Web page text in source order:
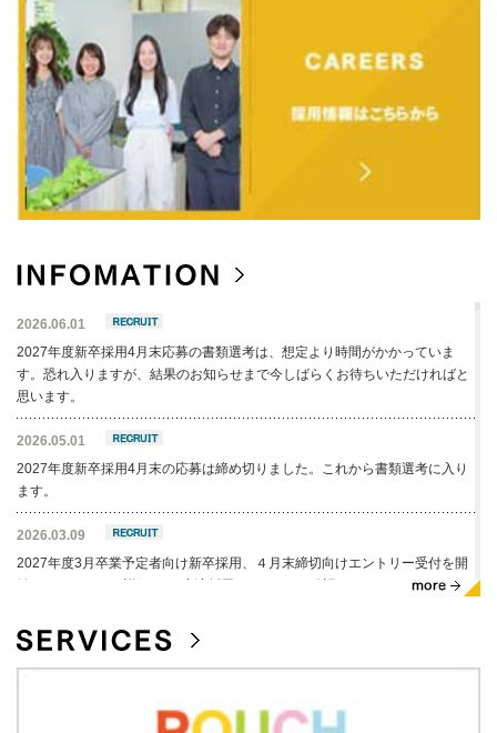
2026.06.01
2027年度新卒採用4月末応募の書類選考は、想定より時間がかかっていま
す。恐れ入りますが、結果のお知らせまで今しばらくお待ちいただければと
思います。
2026.05.01
2027年度新卒採用4月末の応募は締め切りました。これから書類選考に入り
ます。
2026.03.09
2027年度3月卒業予定者向け新卒採用、４月末締切向けエントリー受付を開
始いたしました。詳細は、
新卒採用ページ よりご確認ください。
2026.03.01
新卒採用ページ よりご確認ください。